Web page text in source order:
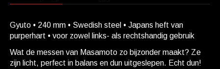
Gyuto • 240 mm • Swedish steel • Japans heft van
purperhart • voor zowel links- als rechtshandig gebruik
Wat de messen van Masamoto zo bijzonder maakt? Ze
zijn licht, perfect in balans en dun uitgeslepen. Echt dun!